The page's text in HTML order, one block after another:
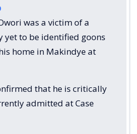
was a victim of a
yet to be identified goons
home in Makindye at
that he is critically
admitted at Case